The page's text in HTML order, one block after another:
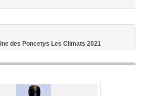
des Poncetys Les Climats 2021